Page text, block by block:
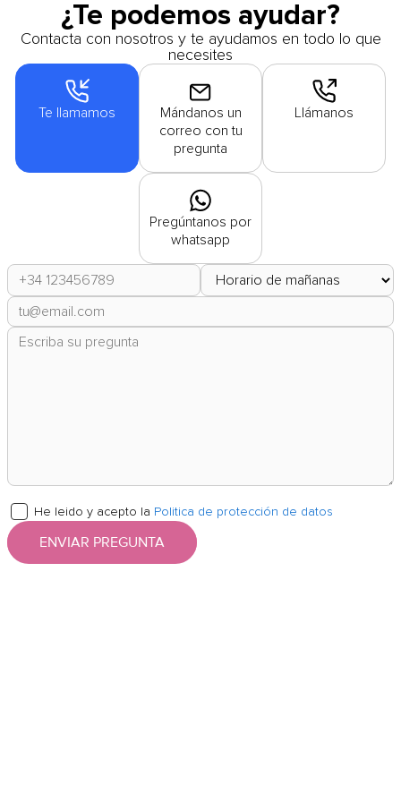
¿Te podemos ayudar?
Contacta con nosotros y te ayudamos en todo lo que
necesites
Te llamamos
Mándanos un
correo con tu
pregunta
Llámanos
Pregúntanos por
whatsapp
He leido y acepto la Politica de protección de datos
ENVIAR PREGUNTA